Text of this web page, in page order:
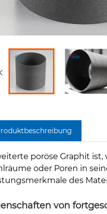
poröse Graphit
oder Poren in
des
von